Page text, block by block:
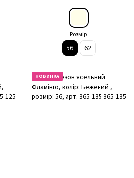
Розмір
56 62
НОВИНКА